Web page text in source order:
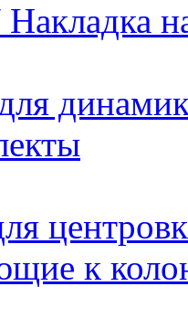
Накладка
к